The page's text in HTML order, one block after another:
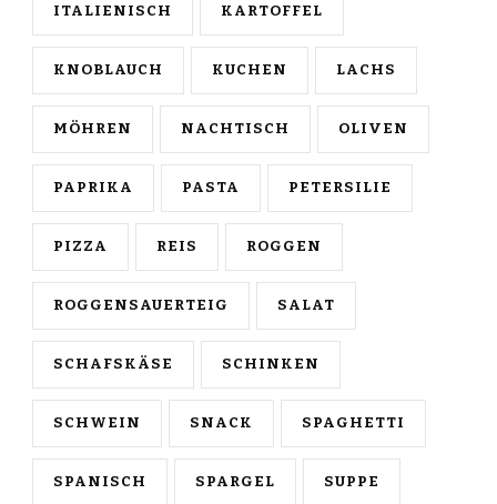
ITALIENISCH KARTOFFEL
KNOBLAUCH KUCHEN LACHS
MÖHREN NACHTISCH OLIVEN
PAPRIKA PASTA PETERSILIE
PIZZA REIS ROGGEN
ROGGENSAUERTEIG SALAT
SCHAFSKÄSE SCHINKEN
SCHWEIN SNACK SPAGHETTI
SPANISCH SPARGEL SUPPE